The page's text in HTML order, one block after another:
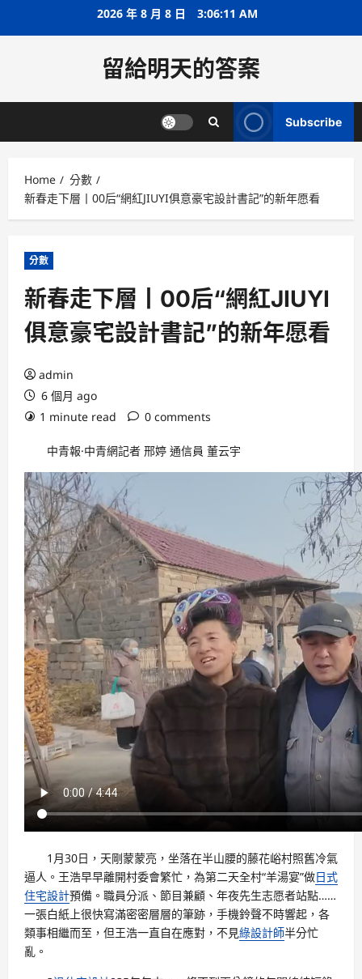
2026 年 8 月 8 日 3:06:12 AM
留給明天的答案
Subscribe
Home
分數
新春走下層丨00后“網紅JIUYI俱意豪宅設計書記”的新年愿看
分數
新春走下層丨00后“網紅JIUYI
俱意豪宅設計書記”的新年愿看
admin
6 個月 ago
1 minute read
0 comments
中青報·中青網記者 邢婷 通信員 董云宇
1月30日，天剛蒙蒙亮，坐落在半山腰的藤花峪村照舊冷氣
逼人。王浩早早離開村委會繁忙，為第二天全村“羊湯宴”做日式
住宅設計預備。職員分派、節目兼顧、年夜先生志愿者站點……
一張白紙上很快寫滿密密層層的筆跡，手機鈴聲不時響起，各
類事相繼而至，但王浩一直自在應對，不見綠設計師半分忙
亂。